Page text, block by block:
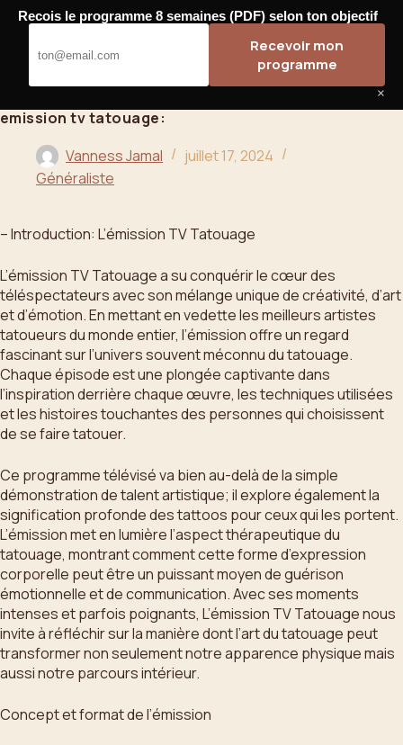
Passer
contenu
Bahoo
emission tv tatouage:
Vanness Jamal
juillet 17, 2024
Généraliste
– Introduction: L’émission TV Tatouage
L’émission TV Tatouage a su conquérir le cœur des
téléspectateurs avec son mélange unique de créativité, d’art
et d’émotion. En mettant en vedette les meilleurs artistes
tatoueurs du monde entier, l’émission offre un regard
fascinant sur l’univers souvent méconnu du tatouage.
Chaque épisode est une plongée captivante dans
l’inspiration derrière chaque œuvre, les techniques utilisées
et les histoires touchantes des personnes qui choisissent
de se faire tatouer.
Ce programme télévisé va bien au-delà de la simple
démonstration de talent artistique; il explore également la
signification profonde des tattoos pour ceux qui les portent.
L’émission met en lumière l’aspect thérapeutique du
tatouage, montrant comment cette forme d’expression
corporelle peut être un puissant moyen de guérison
émotionnelle et de communication. Avec ses moments
intenses et parfois poignants, L’émission TV Tatouage nous
invite à réfléchir sur la manière dont l’art du tatouage peut
transformer non seulement notre apparence physique mais
aussi notre parcours intérieur.
Concept et format de l’émission
Recois le programme 8 semaines (PDF) selon ton objectif
Recevoir mon
programme
×